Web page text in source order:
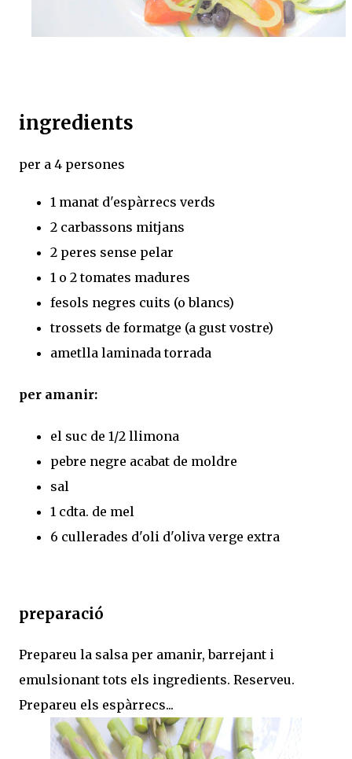
ingredients
per a 4 persones
1 manat d'espàrrecs verds
2 carbassons mitjans
2 peres sense pelar
1 o 2 tomates madures
fesols negres cuits (o blancs)
trossets de formatge (a gust vostre)
ametlla laminada torrada
per amanir:
el suc de 1/2 llimona
pebre negre acabat de moldre
sal
1 cdta. de mel
6 cullerades d'oli d'oliva verge extra
preparació
Prepareu la salsa per amanir, barrejant i
emulsionant tots els ingredients. Reserveu.
Prepareu els espàrrecs...